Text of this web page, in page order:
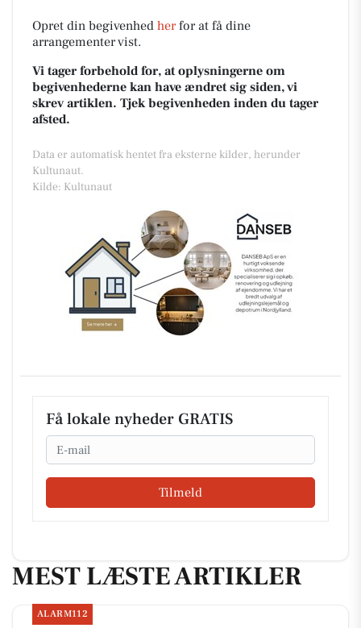
Opret din begivenhed herfor at få dine
arrangementer vist.
Vi tager forbehold for, at oplysningerne om
begivenhederne kan have ændret sig siden, vi
skrev artiklen. Tjek begivenheden inden du tager
afsted.
Data er automatisk hentet fra eksterne kilder, herunder
Kultunaut.
Kilde: Kultunaut
Få lokale nyheder GRATIS
Email
Tilmeld
MEST LÆSTE ARTIKLER
ALARM112